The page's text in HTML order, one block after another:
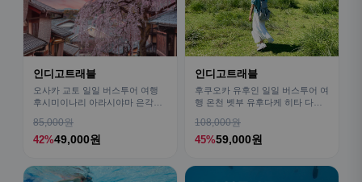
인디고트래블
오사카 교토 일일 버스투어 여행
후시미이나리 아라시야마 은각사
85,000원
42%49,000원
인디고트래블
후쿠오카 유후인 일일 버스투어 여
행 온천 벳부 유후다케 히타 다자
108,000원
45%59,000원